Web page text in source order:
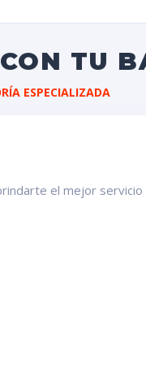
TU
ESPECIALIZADA
el mejor